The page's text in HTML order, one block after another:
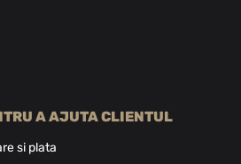
A AJUTA CLIENTUL
si plata